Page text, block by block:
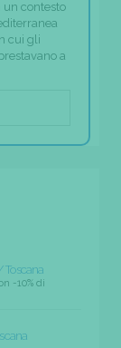
un contesto
cui gli
a
Toscana
-10% di